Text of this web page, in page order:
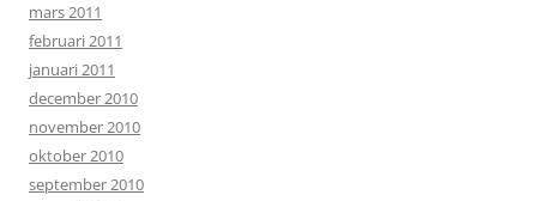
mars 2011
februari 2011
januari 2011
december 2010
november 2010
oktober 2010
september 2010